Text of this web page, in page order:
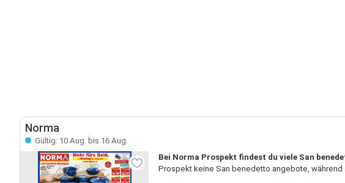
Norma
Gültig: 10 Aug. bis 16 Aug.
Bei Norma Prospekt findest du viele San
Prospekt keine San benedetto angebote,